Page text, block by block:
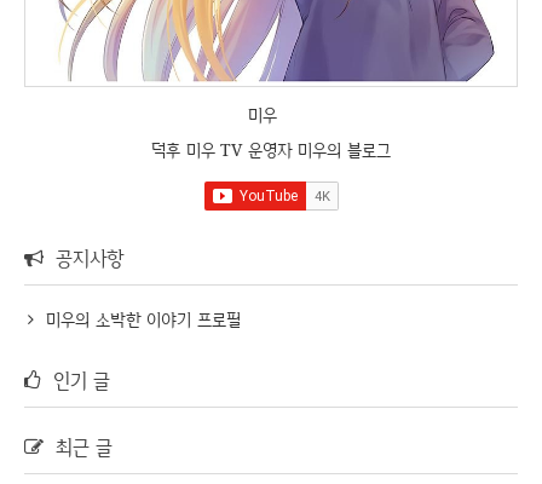
미우
덕후 미우 TV 운영자 미우의 블로그
공지사항
미우의 소박한 이야기 프로필
인기 글
최근 글